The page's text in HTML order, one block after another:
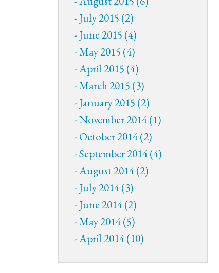
July 2015 (2)
June 2015 (4)
May 2015 (4)
April 2015 (4)
March 2015 (3)
January 2015 (2)
November 2014 (1)
October 2014 (2)
September 2014 (4)
August 2014 (2)
July 2014 (3)
June 2014 (2)
May 2014 (5)
April 2014 (10)